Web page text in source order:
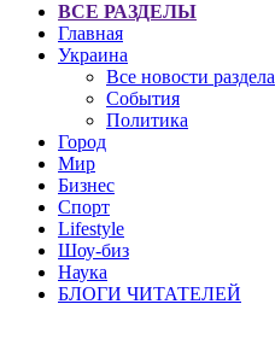
ВСЕ РАЗДЕЛЫ
Главная
Украина
Все новости раздела
События
Политика
Город
Мир
Бизнес
Спорт
Lifestyle
Шоу-биз
Наука
БЛОГИ ЧИТАТЕЛЕЙ